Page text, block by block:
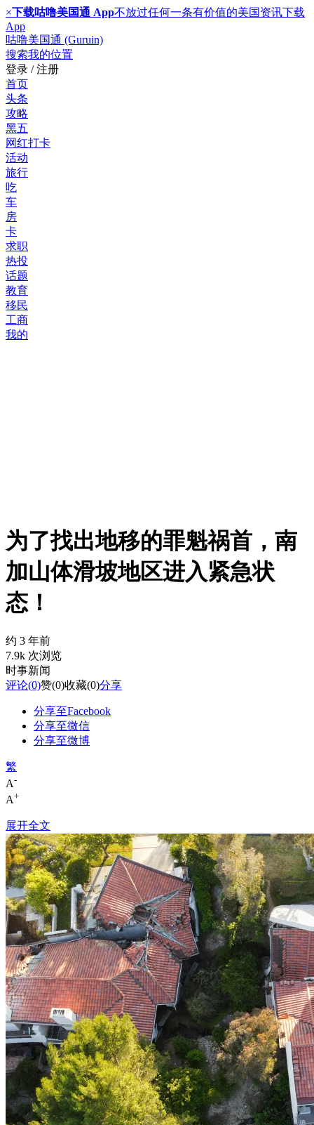
×下载咕噜美国通 App不放过任何一条有价值的美国资讯下载
App
咕噜美国通 (Guruin)
搜索我的位置
登录 / 注册
首页
头条
攻略
黑五
网红打卡
活动
旅行
吃
车
房
卡
求职
热投
话题
教育
移民
工商
我的
为了找出地移的罪魁祸首，南
加山体滑坡地区进入紧急状
态！
约 3 年前
7.9k 次浏览
时事新闻
评论(0)赞(0)收藏(0)分享
分享至Facebook
分享至微信
分享至微博
繁
A-
A+
展开全文